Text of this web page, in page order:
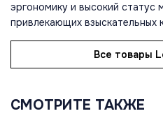
эргономику и высокий статус
привлекающих взыскательных
Все товары
СМОТРИТЕ ТАКЖЕ